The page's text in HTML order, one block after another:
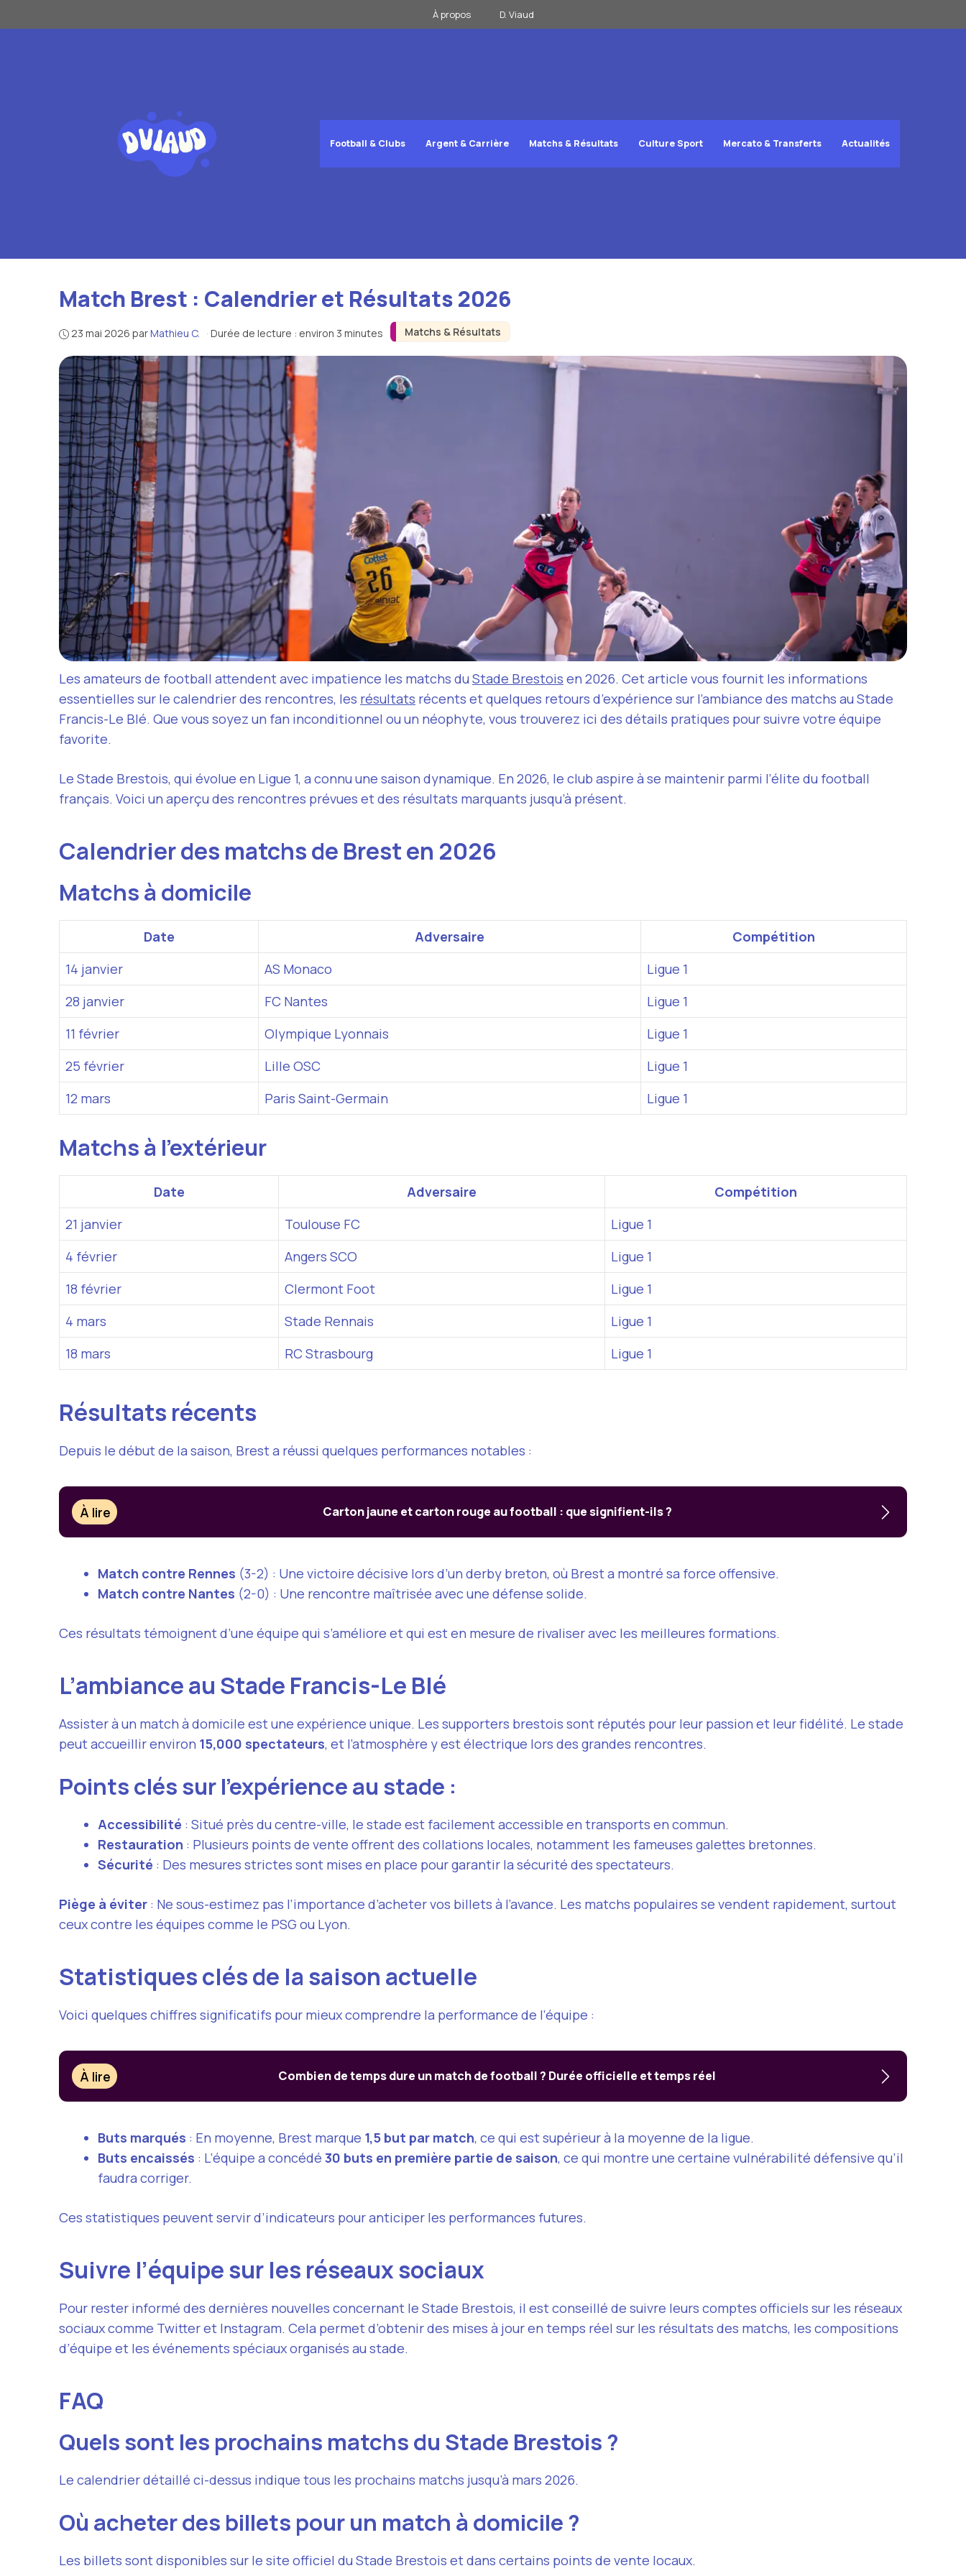
au
À propos D. Viaud
Football & Clubs Argent & Carrière Matchs & Résultats Culture Sport Mercato & Transferts Actualités
Matchs & Résultats
Match Brest : Calendrier et Résultats 2026
23 mai 2026 parMathieu C. · Durée de lecture : environ 3 minutes
Les amateurs de football attendent avec impatience les matchs du Stade Brestois en 2026. Cet article vous fournit les informations
essentielles sur le calendrier des rencontres, les résultats récents et quelques retours d’expérience sur l’ambiance des matchs au Stade
Francis-Le Blé. Que vous soyez un fan inconditionnel ou un néophyte, vous trouverez ici des détails pratiques pour suivre votre équipe
favorite.
Le Stade Brestois, qui évolue en Ligue 1, a connu une saison dynamique. En 2026, le club aspire à se maintenir parmi l’élite du football
français. Voici un aperçu des rencontres prévues et des résultats marquants jusqu’à présent.
Calendrier des matchs de Brest en 2026
Matchs à domicile
Date Adversaire
Compétition
14 janvier
AS Monaco
Ligue 1
28 janvier
FC Nantes
Ligue 1
11 février
Olympique Lyonnais
Ligue 1
25 février
Lille OSC
Ligue 1
12 mars
Paris Saint-Germain Ligue 1
Matchs à l’extérieur
Date Adversaire
Compétition
21 janvier
Toulouse FC
Ligue 1
4 février
Angers SCO
Ligue 1
18 février
Clermont Foot
Ligue 1
4 mars
Stade Rennais
Ligue 1
18 mars
RC Strasbourg Ligue 1
Résultats récents
Depuis le début de la saison, Brest a réussi quelques performances notables :
À lire Carton jaune et carton rouge au football : que signifient-ils ?
Match contre Rennes (3-2) : Une victoire décisive lors d’un derby breton, où Brest a montré sa force offensive.
Match contre Nantes (2-0) : Une rencontre maîtrisée avec une défense solide.
Ces résultats témoignent d’une équipe qui s’améliore et qui est en mesure de rivaliser avec les meilleures formations.
L’ambiance au Stade Francis-Le Blé
Assister à un match à domicile est une expérience unique. Les supporters brestois sont réputés pour leur passion et leur fidélité. Le stade
peut accueillir environ 15,000 spectateurs, et l’atmosphère y est électrique lors des grandes rencontres.
Points clés sur l’expérience au stade :
Accessibilité : Situé près du centre-ville, le stade est facilement accessible en transports en commun.
Restauration : Plusieurs points de vente offrent des collations locales, notamment les fameuses galettes bretonnes.
Sécurité : Des mesures strictes sont mises en place pour garantir la sécurité des spectateurs.
Piège à éviter : Ne sous-estimez pas l’importance d’acheter vos billets à l’avance. Les matchs populaires se vendent rapidement, surtout
ceux contre les équipes comme le PSG ou Lyon.
Statistiques clés de la saison actuelle
Voici quelques chiffres significatifs pour mieux comprendre la performance de l’équipe :
À lire Combien de temps dure un match de football ? Durée officielle et temps réel
Buts marqués : En moyenne, Brest marque 1,5 but par match, ce qui est supérieur à la moyenne de la ligue.
Buts encaissés : L’équipe a concédé 30 buts en première partie de saison, ce qui montre une certaine vulnérabilité défensive qu’il
faudra corriger.
Ces statistiques peuvent servir d’indicateurs pour anticiper les performances futures.
Suivre l’équipe sur les réseaux sociaux
Pour rester informé des dernières nouvelles concernant le Stade Brestois, il est conseillé de suivre leurs comptes officiels sur les réseaux
sociaux comme Twitter et Instagram. Cela permet d’obtenir des mises à jour en temps réel sur les résultats des matchs, les compositions
d’équipe et les événements spéciaux organisés au stade.
FAQ
Quels sont les prochains matchs du Stade Brestois ?
Le calendrier détaillé ci-dessus indique tous les prochains matchs jusqu’à mars 2026.
Où acheter des billets pour un match à domicile ?
Les billets sont disponibles sur le site officiel du Stade Brestois et dans certains points de vente locaux.